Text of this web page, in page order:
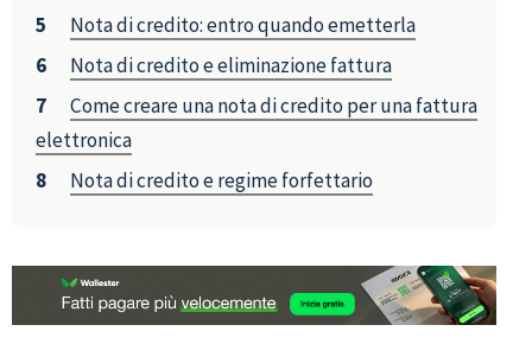
Nota di credito: entro quando emetterla
Nota di credito e eliminazione fattura
Come creare una nota di credito per una fattura
elettronica
Nota di credito e regime forfettario